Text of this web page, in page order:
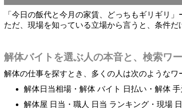
「今日の飯代と今月の家賃、どっちもギリギリ
ただ、現場を知っている立場から言うと、条件
解体バイトを選ぶ人の本音と、検索ワ
解体の仕事を探すとき、多くの人は次のようなワ
解体日当相場・解体 バイト 日払い・解体
解体屋 日当・職人 日当 ランキング・現場